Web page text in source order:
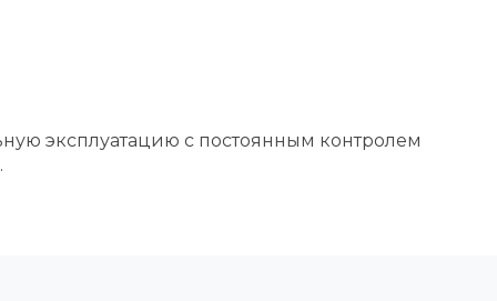
эксплуатацию с постоянным контролем